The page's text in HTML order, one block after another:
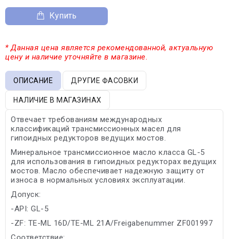
Купить
* Данная цена является рекомендованной, актуальную
цену и наличие уточняйте в магазине.
ОПИСАНИЕ ДРУГИЕ ФАСОВКИ
НАЛИЧИЕ В МАГАЗИНАХ
Отвечает требованиям международных
классификаций трансмиссионных масел для
гипоидных редукторов ведущих мостов.
Минеральное трансмиссионное масло класса GL-5
для использования в гипоидных редукторах ведущих
мостов. Масло обеспечивает надежную защиту от
износа в нормальных условиях эксплуатации.
Допуск:
-API: GL-5
-ZF: TE-ML 16D/TE-ML 21A/Freigabenummer ZF001997